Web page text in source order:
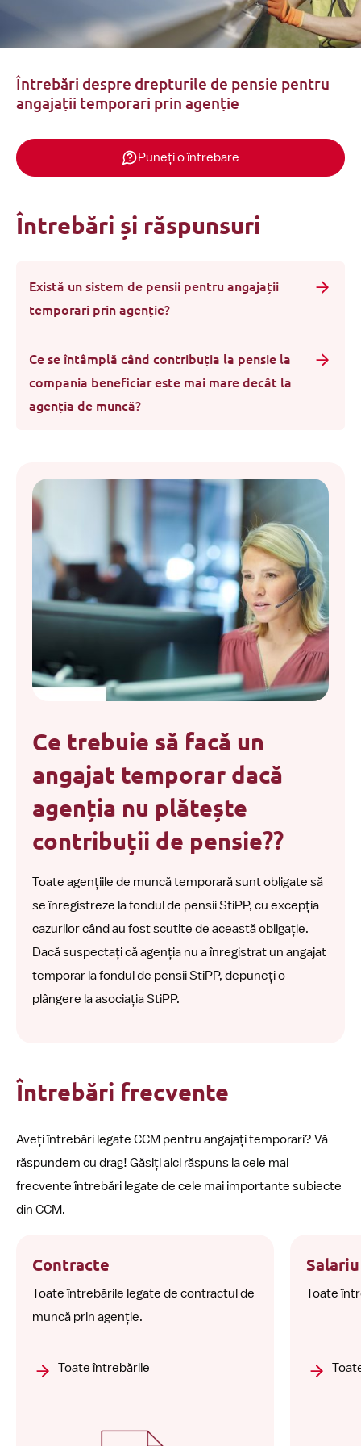
Întrebări despre drepturile de pensie pentru
angajații temporari prin agenție
Puneți o întrebare
Întrebări și răspunsuri
Există un sistem de pensii pentru angajații
temporari prin agenție?
Ce se întâmplă când contribuția la pensie la
compania beneficiar este mai mare decât la
agenția de muncă?
Ce trebuie să facă un
angajat temporar dacă
agenția nu plătește
contribuții de pensie??
Toate agențiile de muncă temporară sunt obligate să
se înregistreze la fondul de pensii StiPP, cu excepția
cazurilor când au fost scutite de această obligație.
Dacă suspectați că agenția nu a înregistrat un angajat
temporar la fondul de pensii StiPP, depuneți o
plângere la asociația StiPP.
Întrebări frecvente
Aveți întrebări legate CCM pentru angajați temporari? Vă
răspundem cu drag! Găsiți aici răspuns la cele mai
frecvente întrebări legate de cele mai importante subiecte
din CCM.
Contracte
Toate întrebările legate de contractul de
muncă prin agenție.
Toate întrebările
Salariu
Toate